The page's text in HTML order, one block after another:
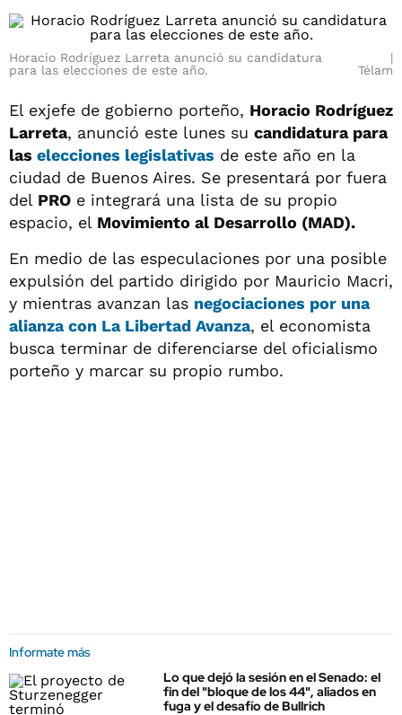
Horacio Rodríguez Larreta anunció su candidatura
para las elecciones de este año.
Télam
El exjefe de gobierno porteño, Horacio Rodríguez
Larreta, anunció este lunes su candidatura para
las elecciones legislativas de este año en la
ciudad de Buenos Aires. Se presentará por fuera
del PRO e integrará una lista de su propio
espacio, el Movimiento al Desarrollo (MAD).
En medio de las especulaciones por una posible
expulsión del partido dirigido por Mauricio Macri,
y mientras avanzan las negociaciones por una
alianza con La Libertad Avanza, el economista
busca terminar de diferenciarse del oficialismo
porteño y marcar su propio rumbo.
Informate más
Lo que dejó la sesión en el Senado: el
fin del "bloque de los 44", aliados en
fuga y el desafío de Bullrich